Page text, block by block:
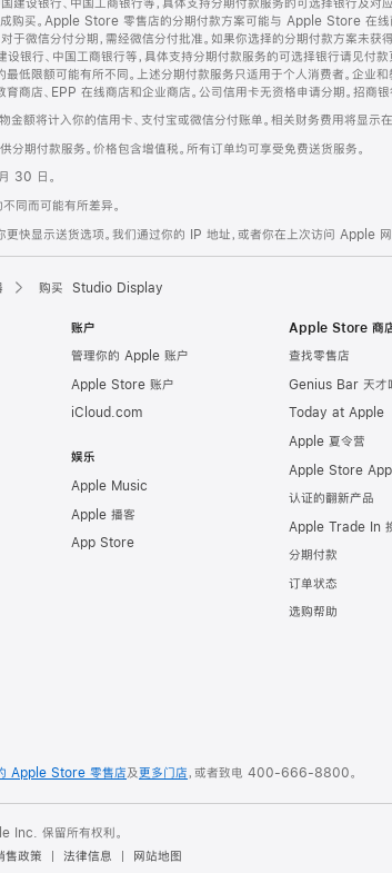
建设银行、中国工商银行等，具体支持分期付款服务的可选择银行及
购买。Apple Store 零售店的分期付款方案可能与 Apple Store 在线
对于微信分付分期，需经微信分付批准。如果你选择的分期付款方案
设银行、中国工商银行等，具体支持分期付款服务的可选择银行请见付
最低限额可能有所不同。上述分期付款服务只适用于个人消费者。
育商店、EPP 在线商店和企业商店。公司信用卡无资格申请分期。招
金额将计入你的信用卡、支付宝或微信分付账单。相关财务费用将显示
分期付款服务。价格包含增值税。所有订单均可享受免费送货服务。
30 日。
同而可能有所差异。
更快显示送货选项。我们通过你的 IP 地址，或者你在上次访问 Apple 网
购买 Studio Display
账户
管理你的 Apple 账户
Apple Store 账户
iCloud.com
娱乐
Apple Music
Apple 播客
App Store
Apple Store 商
查找零售店
Genius Bar 天才
Today at Apple
Apple 夏令营
Apple Store App
认证的翻新产品
Apple Trade In
分期付款
订单状态
选购帮助
Apple Store 零售店及更多门店，或者致电 400-666-8800。
保留所有权利。
售政策 法律信息 网站地图